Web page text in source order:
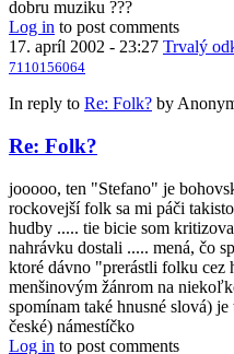
dobru muziku ???
Log in to post comments
17. apríl 2002 - 23:27 Trvalý
7110156064
In reply to Re: Folk? by
Re: Folk?
jooooo, ten "Stefano" je
rockovejší folk sa mi páči
hudby ..... tie bicie som
nahrávku dostali ..... mená, čo
ktoré dávno "prerástli folku
menšinovým žánrom na
spomínam také hnusné slová)
české) námestíčko
Log in to post comments